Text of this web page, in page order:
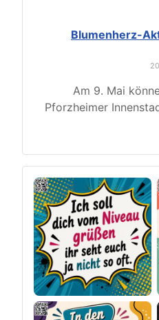
Blumenherz-
Am 9. Mai
Pforzheimer